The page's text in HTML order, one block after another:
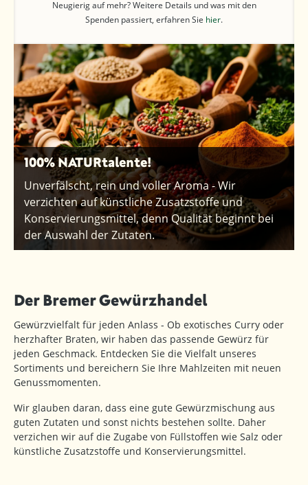
Neugierig auf mehr? Weitere Details und was mit den
Spenden passiert, erfahren Sie hier.
100% NATURtalente!
Unverfälscht, rein und voller Aroma - Wir
verzichten auf künstliche Zusatzstoffe und
Konservierungsmittel, denn Qualität beginnt bei
der Auswahl der Zutaten.
Der Bremer Gewürzhandel
Gewürzvielfalt für jeden Anlass - Ob exotisches Curry oder
herzhafter Braten, wir haben das passende Gewürz für
jeden Geschmack. Entdecken Sie die Vielfalt unseres
Sortiments und bereichern Sie Ihre Mahlzeiten mit neuen
Genussmomenten.
Wir glauben daran, dass eine gute Gewürzmischung aus
guten Zutaten und sonst nichts bestehen sollte. Daher
verzichen wir auf die Zugabe von Füllstoffen wie Salz oder
künstliche Zusatzstoffe und Konservierungsmittel.